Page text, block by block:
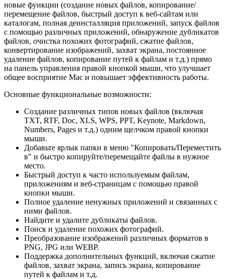
новые функции (создание новых файлов, копирование/
перемещение файлов, быстрый доступ к веб-сайтам или
каталогам, полная деинсталляция приложений, запуск файлов
с помощью различных приложений, обнаружение дубликатов
файлов, очистка похожих фотографий, сжатие файлов,
конвертирование изображений, захват экрана, постоянное
удаление файлов, копирование путей к файлам и т.д.) прямо
на панель управления правой кнопкой мыши, что улучшает
общее восприятие Mac и повышает эффективность работы.
Основные функциональные возможности:
Создание различных типов новых файлов (включая
TXT, RTF, Doc, XLS, WPS, PPT, Keynote, Markdown,
Numbers, Pages и т.д.) одним щелчком правой кнопки
мыши.
Добавьте ярлык папки в меню "Копировать/Переместить
в" и быстро копируйте/перемещайте файлы в нужное
место.
Быстрый доступ к часто используемым файлам,
приложениям и веб-страницам с помощью правой
кнопки мыши.
Полное удаление ненужных приложений и связанных с
ними файлов.
Найдите и удалите дубликаты файлов.
Поиск и удаление похожих фотографий.
Преобразование изображений различных форматов в
PNG, JPG или WEBP.
Поддержка дополнительных функций, включая сжатие
файлов, захват экрана, запись экрана, копирование
путей к файлам и т.д.